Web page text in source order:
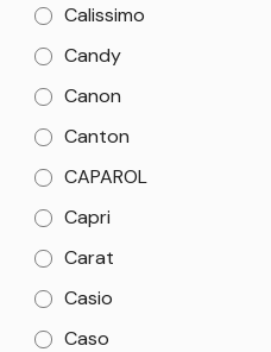
Calissimo
Candy
Canon
Canton
CAPAROL
Capri
Carat
Casio
Caso